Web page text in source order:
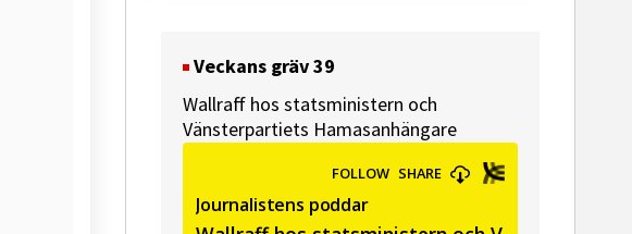
Veckans gräv 39
Wallraff hos statsministern och
Vänsterpartiets Hamasanhängare